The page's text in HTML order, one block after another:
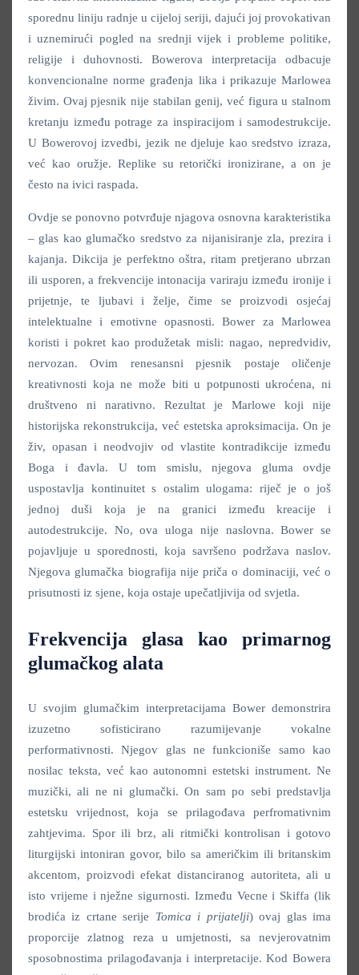
sporednu liniju radnje u cijeloj seriji, dajući joj provokativan
i uznemirući pogled na srednji vijek i probleme politike,
religije i duhovnosti. Bowerova interpretacija odbacuje
konvencionalne norme građenja lika i prikazuje Marlowea
živim. Ovaj pjesnik nije stabilan genij, već figura u stalnom
kretanju između potrage za inspiracijom i samodestrukcije.
U Bowerovoj izvedbi, jezik ne djeluje kao sredstvo izraza,
već kao oružje. Replike su retorički ironizirane, a on je
često na ivici raspada.
Ovdje se ponovno potvrđuje njagova osnovna karakteristika
– glas kao glumačko sredstvo za nijanisiranje zla, prezira i
kajanja. Dikcija je perfektno oštra, ritam pretjerano ubrzan
ili usporen, a frekvencije intonacija variraju između ironije i
prijetnje, te ljubavi i želje, čime se proizvodi osjećaj
intelektualne i emotivne opasnosti. Bower za Marlowea
koristi i pokret kao produžetak misli: nagao, nepredvidiv,
nervozan. Ovim renesansni pjesnik postaje oličenje
kreativnosti koja ne može biti u potpunosti ukroćena, ni
društveno ni narativno. Rezultat je Marlowe koji nije
historijska rekonstrukcija, već estetska aproksimacija. On je
živ, opasan i neodvojiv od vlastite kontradikcije između
Boga i đavla. U tom smislu, njegova gluma ovdje
uspostavlja kontinuitet s ostalim ulogama: riječ je o još
jednoj duši koja je na granici između kreacije i
autodestrukcije. No, ova uloga nije naslovna. Bower se
pojavljuje u sporednosti, koja savršeno podržava naslov.
Njegova glumačka biografija nije priča o dominaciji, već o
prisutnosti iz sjene, koja ostaje upečatljivija od svjetla.
Frekvencija glasa kao primarnog
glumačkog alata
U svojim glumačkim interpretacijama Bower demonstrira
izuzetno sofisticirano razumijevanje vokalne
performativnosti. Njegov glas ne funkcioniše samo kao
nosilac teksta, već kao autonomni estetski instrument. Ne
muzički, ali ne ni glumački. On sam po sebi predstavlja
estetsku vrijednost, koja se prilagođava perfromativnim
zahtjevima. Spor ili brz, ali ritmički kontrolisan i gotovo
liturgijski intoniran govor, bilo sa američkim ili britanskim
akcentom, proizvodi efekat distanciranog autoriteta, ali u
isto vrijeme i nježne sigurnosti. Između Vecne i Skiffa (lik
brodića iz crtane serije Tomica i prijatelji) ovaj glas ima
proporcije zlatnog reza u umjetnosti, sa nevjerovatnim
sposobnostima prilagođavanja i interpretacije. Kod Bowera